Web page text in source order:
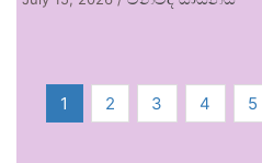
1 2 3 4 5